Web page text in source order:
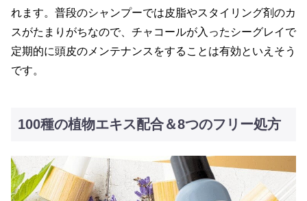
れます。普段のシャンプーでは皮脂やスタイリング剤のカ
スがたまりがちなので、チャコールが入ったシーグレイで
定期的に頭皮のメンテナンスをすることは有効といえそう
です。
100種の植物エキス配合＆8つのフリー処方